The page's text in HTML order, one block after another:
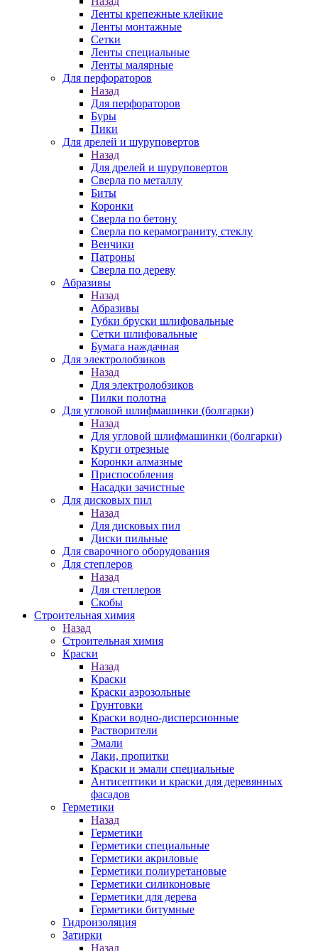
Ленты крепежные клейкие
Ленты монтажные
Сетки
Ленты специальные
Ленты малярные
Для перфораторов
Назад
Для перфораторов
Буры
Пики
Для дрелей и шуруповертов
Назад
Для дрелей и шуруповертов
Сверла по металлу
Биты
Коронки
Сверла по бетону
Сверла по керамограниту, стеклу
Венчики
Патроны
Сверла по дереву
Абразивы
Назад
Абразивы
Губки бруски шлифовальные
Сетки шлифовальные
Бумага наждачная
Для электролобзиков
Назад
Для электролобзиков
Пилки полотна
Для угловой шлифмашинки (болгарки)
Назад
Для угловой шлифмашинки (болгарки)
Круги отрезные
Коронки алмазные
Приспособления
Насадки зачистные
Для дисковых пил
Назад
Для дисковых пил
Диски пильные
Для сварочного оборудования
Для степлеров
Назад
Для степлеров
Скобы
Строительная химия
Назад
Строительная химия
Краски
Назад
Краски
Краски аэрозольные
Грунтовки
Краски водно-дисперсионные
Растворители
Эмали
Лаки, пропитки
Краски и эмали специальные
Антисептики и краски для деревянных
фасадов
Герметики
Назад
Герметики
Герметики специальные
Герметики акриловые
Герметики полиуретановые
Герметики силиконовые
Герметики для дерева
Герметики битумные
Гидроизоляция
Затирки
Назад